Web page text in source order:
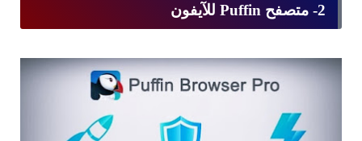
2- متصفح Puffin للآيفون